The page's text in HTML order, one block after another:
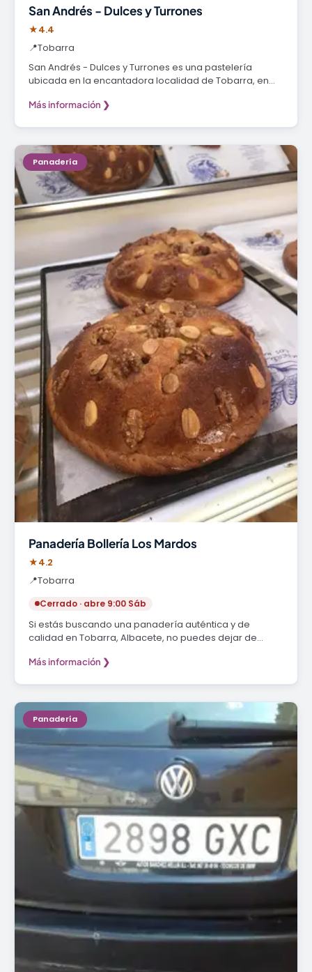
San Andrés - Dulces y Turrones
★4.4
📍Tobarra
San Andrés - Dulces y Turrones es una pastelería
ubicada en la encantadora localidad de Tobarra, en…
Más información ❯
Panadería
Panadería Bollería Los Mardos
★4.2
📍Tobarra
Cerrado · abre 9:00 Sáb
Si estás buscando una panadería auténtica y de
calidad en Tobarra, Albacete, no puedes dejar de…
Más información ❯
Panadería